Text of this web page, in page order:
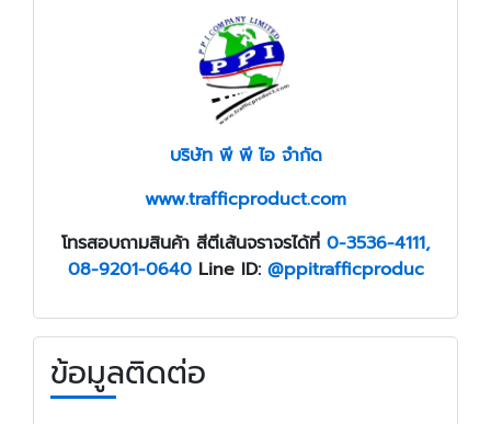
บริษัท พี พี ไอ จำกัด
www.trafficproduct.com
โทรสอบถามสินค้า สีตีเส้นจราจรได้ที่ 0-3536-4111,
08-9201-0640 Line ID: @ppitrafficproduc
ข้อมูลติดต่อ